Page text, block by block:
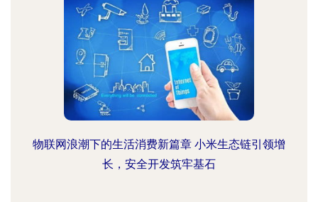
物联网浪潮下的生活消费新篇章 小米生态链引领增
长，安全开发筑牢基石